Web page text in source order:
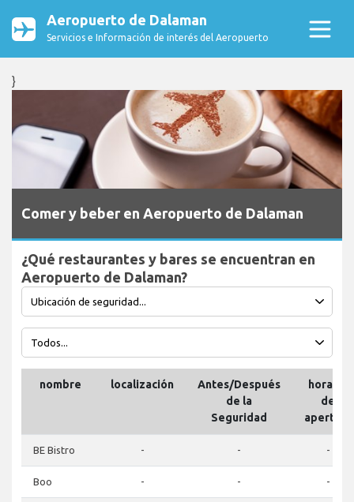
Aeropuerto de Dalaman
Servicios e Información de interés del Aeropuerto
}
Comer y beber en Aeropuerto de Dalaman
¿Qué restaurantes y bares se encuentran en
Aeropuerto de Dalaman?
nombre localización
Antes/Después
de la
Seguridad
horario
de
apertura
BE Bistro - - -
Boo - - -